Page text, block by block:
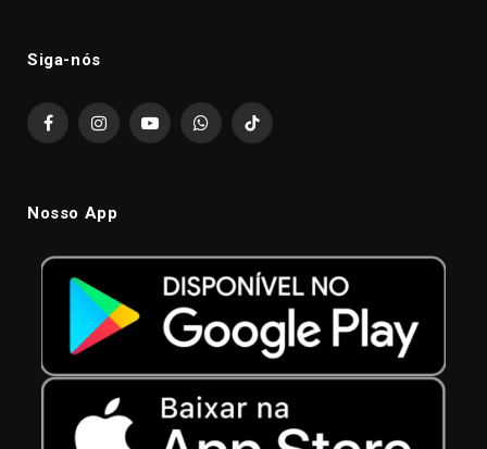
Siga-nós
FacebookInstagramYouTubeWhatsAppTikTok
Nosso App